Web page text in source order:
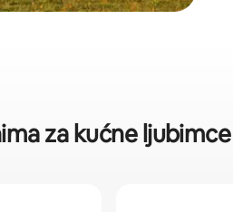
za kućne